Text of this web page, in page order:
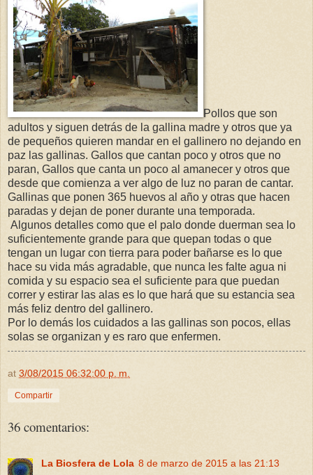
Pollos que son
adultos y siguen detrás de la gallina madre y otros que ya
de pequeños quieren mandar en el gallinero no dejando en
paz las gallinas. Gallos que cantan poco y otros que no
paran, Gallos que canta un poco al amanecer y otros que
desde que comienza a ver algo de luz no paran de cantar.
Gallinas que ponen 365 huevos al año y otras que hacen
paradas y dejan de poner durante una temporada.
Algunos detalles como que el palo donde duerman sea lo
suficientemente grande para que quepan todas o que
tengan un lugar con tierra para poder bañarse es lo que
hace su vida más agradable, que nunca les falte agua ni
comida y su espacio sea el suficiente para que puedan
correr y estirar las alas es lo que hará que su estancia sea
más feliz dentro del gallinero.
Por lo demás los cuidados a las gallinas son pocos, ellas
solas se organizan y es raro que enfermen.
at 3/08/2015 06:32:00 p. m.
Compartir
36 comentarios:
La Biosfera de Lola 8 de marzo de 2015 a las 21:13